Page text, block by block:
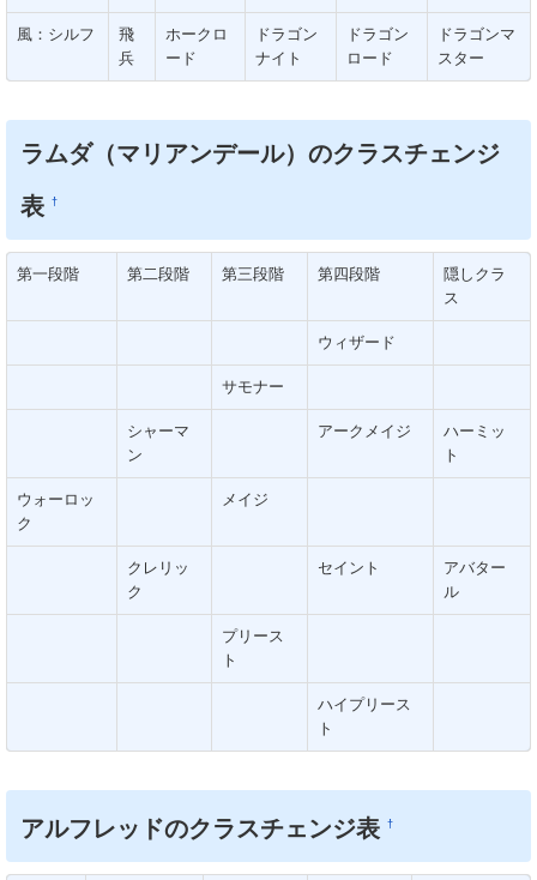
風：シルフ
飛
兵
ホークロ
ード
ドラゴン
ナイト
ドラゴン
ロード
ドラゴンマ
スター
ラムダ（マリアンデール）のクラスチェンジ
表†
第一段階 第二段階 第三段階 第四段階
隠しクラ
ス
ウィザード
サモナー
シャーマ
ン
アークメイジ
ハーミッ
ト
ウォーロッ
ク
メイジ
クレリッ
ク
セイント
アバター
ル
プリース
ト
ハイプリース
ト
アルフレッドのクラスチェンジ表†